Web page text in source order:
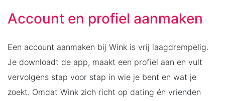
Account en profiel aanmaken
Een account aanmaken bij Wink is vrij laagdrempelig.
Je downloadt de app, maakt een profiel aan en vult
vervolgens stap voor stap in wie je bent en wat je
zoekt. Omdat Wink zich richt op dating én vrienden